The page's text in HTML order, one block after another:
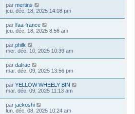
par mertins
jeu. déc. 18, 2025 14:08 pm
par lfaa-france
jeu. déc. 18, 2025 8:56 am
par philk
mer. déc. 10, 2025 10:39 am
par dafrac
mar. déc. 09, 2025 13:56 pm
par YELLOW WHEELY BIN
mar. déc. 09, 2025 11:13 am
par jackoshi
lun. déc. 08, 2025 10:24 am